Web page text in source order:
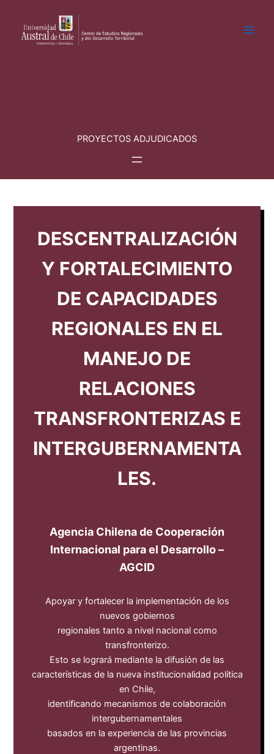
contenido
PROYECTOS ADJUDICADOS
DESCENTRALIZACIÓN
Y FORTALECIMIENTO
DE CAPACIDADES
REGIONALES EN EL
MANEJO DE
RELACIONES
TRANSFRONTERIZAS E
INTERGUBERNAMENTA
LES.
Agencia Chilena de Cooperación
Internacional para el Desarrollo –
AGCID
Apoyar y fortalecer la implementación de los
nuevos gobiernos
regionales tanto a nivel nacional como
transfronterizo.
Esto se logrará mediante la difusión de las
características de la nueva institucionalidad política
en Chile,
identificando mecanismos de colaboración
intergubernamentales
basados ​​en la experiencia de las provincias
argentinas.